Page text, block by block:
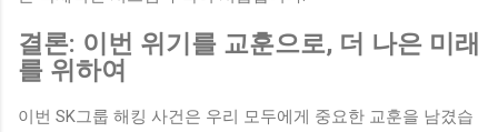
결론: 이번 위기를 교훈으로, 더 나은 미래
를 위하여
이번 SK그룹 해킹 사건은 우리 모두에게 중요한 교훈을 남겼습